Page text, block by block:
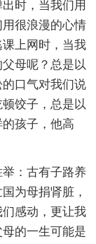
时，当我们用
很浪漫的心情
上网时，当我
母呢？总是以
口气对我们说
饺子，总是以
孩子，他高
：古有子路养
为母捐肾脏，
感动，更让我
的一生可能是